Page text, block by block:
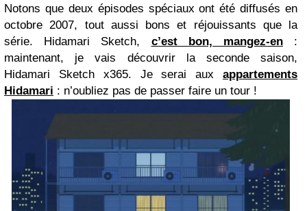
Notons que deux épisodes spéciaux ont été diffusés en
octobre 2007, tout aussi bons et réjouissants que la
série. Hidamari Sketch, c’est bon, mangez-en:
maintenant, je vais découvrir la seconde saison,
Hidamari Sketch x365. Je serai aux appartements
Hidamari : n’oubliez pas de passer faire un tour !